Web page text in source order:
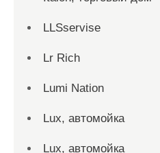
LLSservise
Lr Rich
Lumi Nation
Lux, автомойка
Lux, автомойка